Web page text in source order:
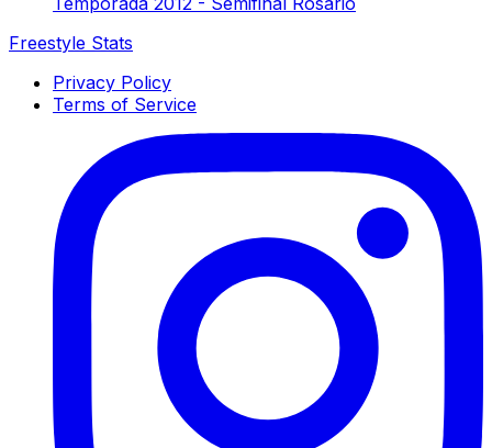
Freestyle Stats
Privacy Policy
Terms of Service